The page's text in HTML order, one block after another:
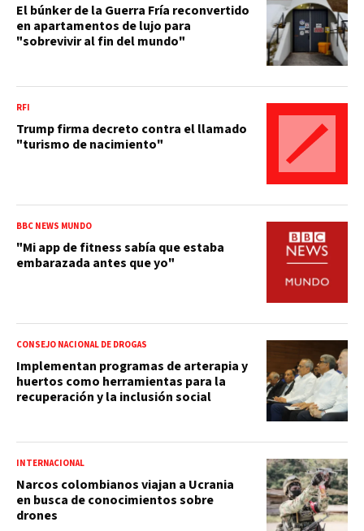
El búnker de la Guerra Fría reconvertido
en apartamentos de lujo para
"sobrevivir al fin del mundo"
RFI
Trump firma decreto contra el llamado
"turismo de nacimiento"
BBC NEWS MUNDO
"Mi app de fitness sabía que estaba
embarazada antes que yo"
CONSEJO NACIONAL DE DROGAS
Implementan programas de arterapia y
huertos como herramientas para la
recuperación y la inclusión social
INTERNACIONAL
Narcos colombianos viajan a Ucrania
en busca de conocimientos sobre
drones